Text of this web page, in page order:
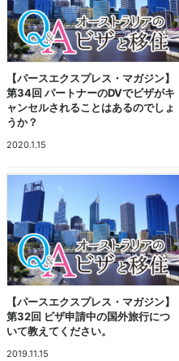
【パースエクスプレス・マガジン】
第34回 パートナーのDVでビザがキ
ャンセルされることはあるのでしょ
うか？
2020.1.15
【パースエクスプレス・マガジン】
第32回 ビザ申請中の国外旅行につ
いて教えてください。
2019.11.15